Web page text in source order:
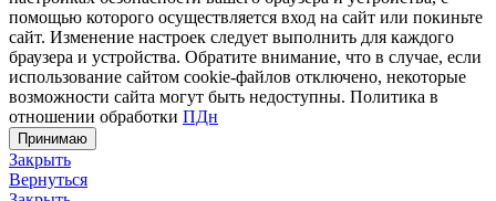
помощью которого осуществляется вход на сайт или покиньте
сайт. Изменение настроек следует выполнить для каждого
браузера и устройства. Обратите внимание, что в случае, если
использование сайтом cookie-файлов отключено, некоторые
возможности сайта могут быть недоступны. Политика в
отношении обработки ПДн
Принимаю
Закрыть
Вернуться